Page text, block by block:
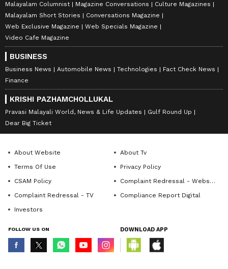
Malayalam Columnist
Magazine Conversations
Culture Magazines
Malayalam Short Stories
Conversations Magazine
Web Exclusive Magazine
Web Specials Magazine
Video Cafe Magazine
BUSINESS
Business News Automobile News Technologies
Fact Check News
Finance
KRISHI PAZHAMCHOLLUKAL
Pravasi Malayali World, News & Life Updates
Gulf Round Up
Dear Big Ticket
About Website
About Tv
Terms Of Use
Privacy Policy
CSAM Policy
Complaint Redressal - Website
Complaint Redressal - TV
Compliance Report Digital
Investors
FOLLOW US ON DOWNLOAD APP